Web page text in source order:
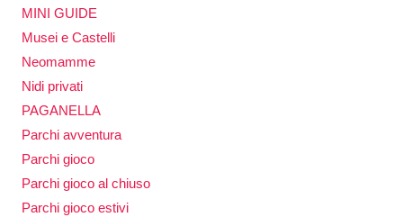
MINI GUIDE
Musei e Castelli
Neomamme
Nidi privati
PAGANELLA
Parchi avventura
Parchi gioco
Parchi gioco al chiuso
Parchi gioco estivi